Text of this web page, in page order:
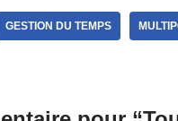
GESTION DU TEMPS